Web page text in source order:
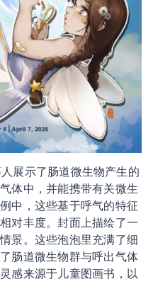
展示了肠道微生物产生的
体中，并能携带有关微生
中，这些基于呼气的特征
对丰度。封面上描绘了一
景。这些泡泡里充满了细
肠道微生物群与呼出气体
感来源于儿童图画书，以